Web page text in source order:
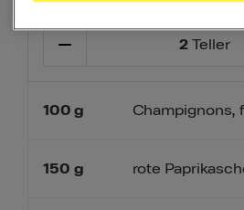
2 Teller
100 g
150 g
Champignons,
rote